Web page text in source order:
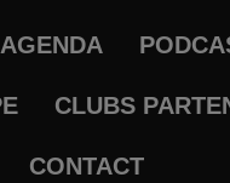
AGENDA
CLUBS
CONTACT